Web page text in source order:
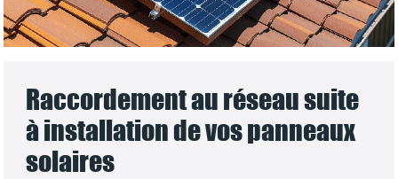
Raccordement au réseau suite
à installation de vos panneaux
solaires